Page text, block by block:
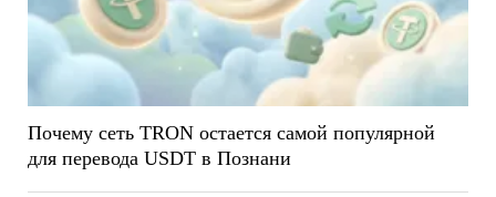
Почему сеть TRON остается самой популярной
для перевода USDT в Познани